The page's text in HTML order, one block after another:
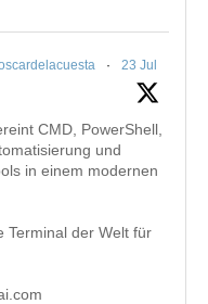
· 23 Jul
CMD, PowerShell,
und
in einem modernen
Terminal der Welt für